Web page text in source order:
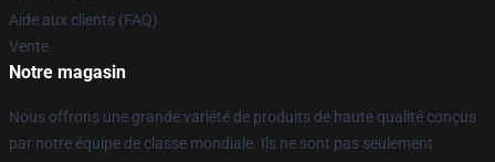
Aide aux clients (FAQ)
Vente
Notre magasin
Nous offrons une grande variété de produits de haute qualité conçus
par notre équipe de classe mondiale. Ils ne sont pas seulement